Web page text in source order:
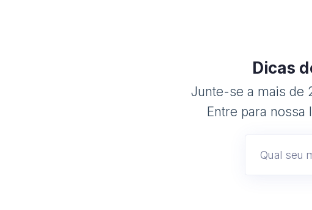
Dicas
Junte-se a mais de
Entre para